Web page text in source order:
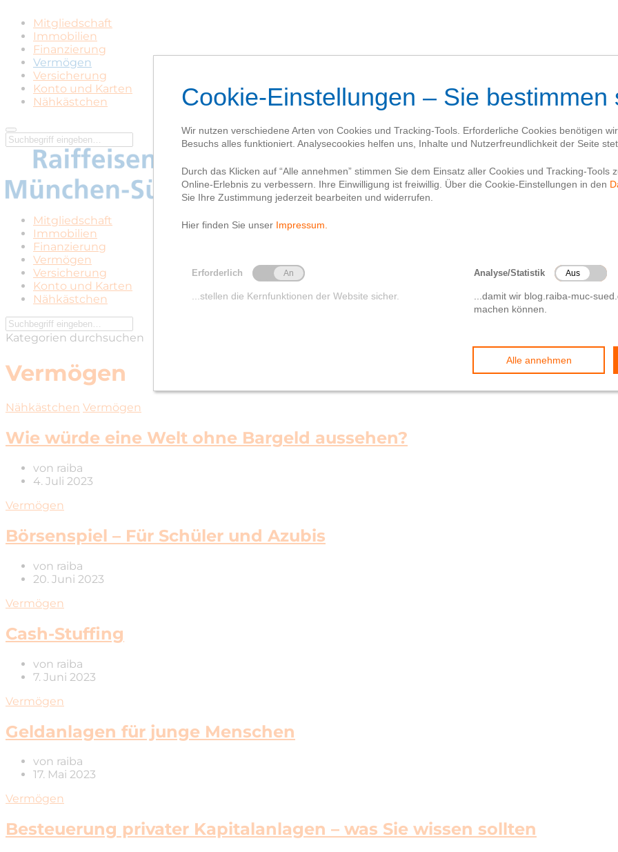
Mitgliedschaft
Immobilien
Finanzierung
Vermögen
Versicherung
Konto und Karten
Nähkästchen
Mitgliedschaft
Immobilien
Finanzierung
Vermögen
Versicherung
Konto und Karten
Nähkästchen
Kategorien durchsuchen
Vermögen
Nähkästchen Vermögen
Wie würde eine Welt ohne Bargeld aussehen?
von raiba
4. Juli 2023
Vermögen
Börsenspiel – Für Schüler und Azubis
von raiba
20. Juni 2023
Vermögen
Cash-Stuffing
von raiba
7. Juni 2023
Vermögen
Geldanlagen für junge Menschen
von raiba
17. Mai 2023
Vermögen
Besteuerung privater Kapitalanlagen – was Sie wissen sollten